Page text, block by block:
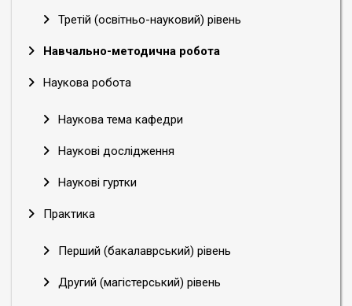
Третій (освітньо-науковий) рівень
Навчально-методична робота
Наукова робота
Наукова тема кафедри
Наукові дослідження
Наукові гуртки
Практика
Перший (бакалаврський) рівень
Другий (магістерський) рівень